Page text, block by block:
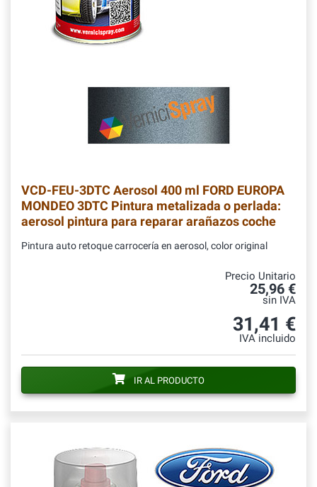
VCD-FEU-3DTC Aerosol 400 ml FORD EUROPA
MONDEO 3DTC Pintura metalizada o perlada:
aerosol pintura para reparar arañazos coche
Pintura auto retoque carrocería en aerosol, color original
Precio Unitario
25,96 €
sin IVA
31,41 €
IVA incluido
IR AL PRODUCTO